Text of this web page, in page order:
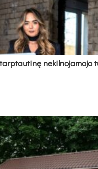
nekilnojamojo